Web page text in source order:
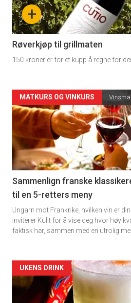
nå
-
4
+
Røverkjøp til grillmaten
150 kroner er for et kupp å regne for
Forsiden
akkurat
nå
-
5
MATKURS OG VINKURS
Sammenlign franske
til en 5-retters meny
Ungarn mot Frankrike, hvilken vin er
inviterer Kullt for å vise deg hvor høy
faktisk har, sammen med en utrolig
Forsiden
akkurat
UKENS DRINK